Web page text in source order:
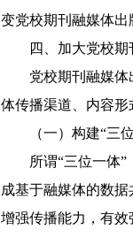
变党校期刊融媒体出
四、加大党校
党校期刊融媒
体传播渠道、内容形
（一）构建“三
所谓“三位一体
成基于融媒体的数
增强传播能力，有效